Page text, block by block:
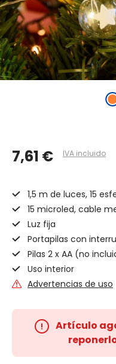
7,61 € IVA incluido
1,5 m de luces, 15
15 microled, cable
Luz fija
Portapilas con
Pilas 2 x AA (no
Uso interior
Advertencias de uso
Artículo